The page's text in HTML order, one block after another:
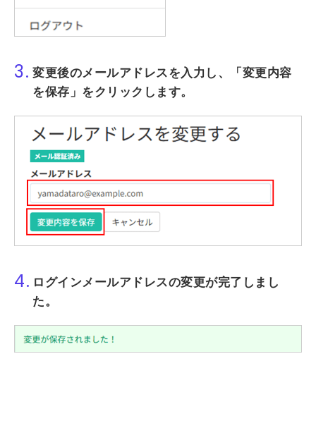
3. 変更後のメールアドレスを入力し、
「変更内容
を保存」 をクリックします。
4. ログインメールアドレスの変更が完了しまし
た。